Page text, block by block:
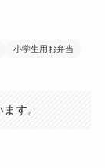
小学生用お弁当
す。